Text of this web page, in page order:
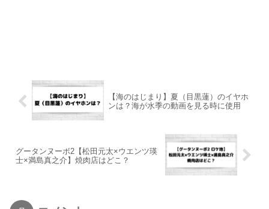
【海のはじまり】夏（目黒蓮）のイヤホ
ンは？海が水季の動画を見る時に使用
グータンヌーボ2【松田元太×ウエンツ瑛
士×満島真之介】焼肉店はどこ？